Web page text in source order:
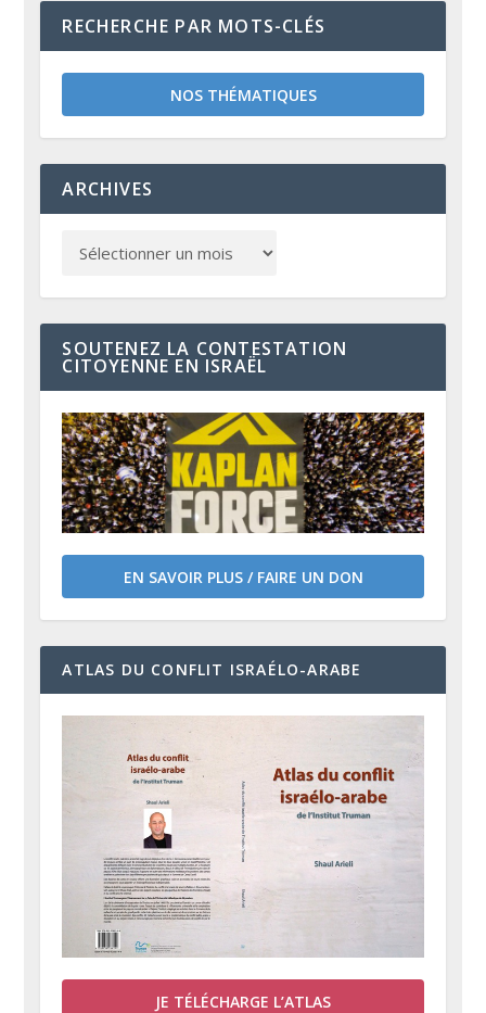
RECHERCHE PAR MOTS-CLÉS
NOS THÉMATIQUES
ARCHIVES
SOUTENEZ LA CONTESTATION
CITOYENNE EN ISRAËL
EN SAVOIR PLUS / FAIRE UN DON
ATLAS DU CONFLIT ISRAÉLO-ARABE
JE TÉLÉCHARGE L’ATLAS